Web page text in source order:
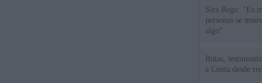
Sira Rego: "Es
personas se
algo"
Rutas,
a Ceuta desde